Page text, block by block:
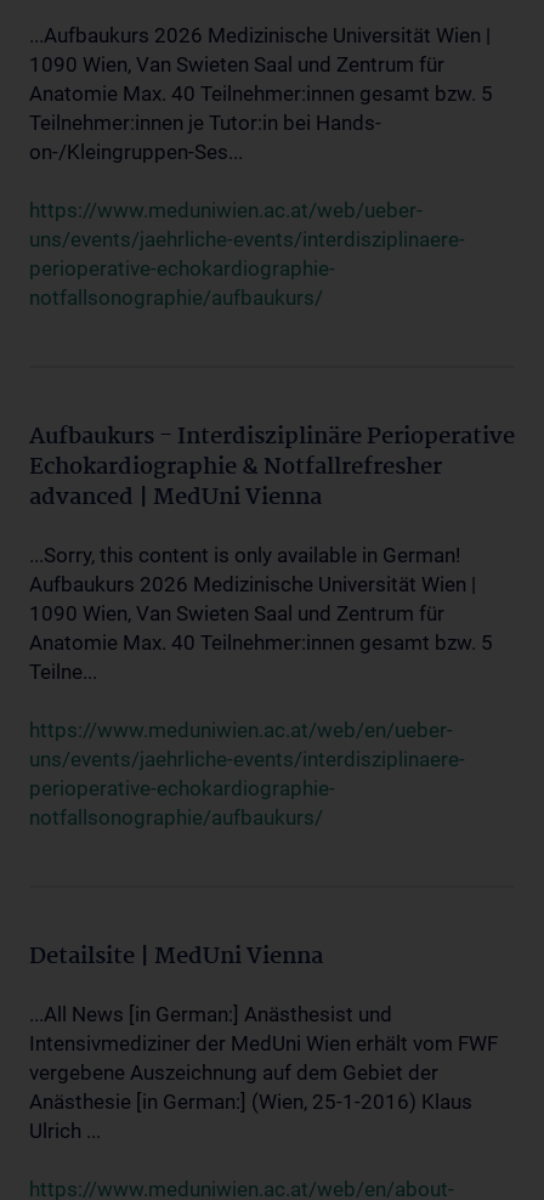
...Aufbaukurs 2026 Medizinische Universität Wien |
1090 Wien, Van Swieten Saal und Zentrum für
Anatomie Max. 40 Teilnehmer:innen gesamt bzw. 5
Teilnehmer:innen je Tutor:in bei Hands-
on-/Kleingruppen-Ses...
https://www.meduniwien.ac.at/web/ueber-
uns/events/jaehrliche-events/interdisziplinaere-
perioperative-echokardiographie-
notfallsonographie/aufbaukurs/
Aufbaukurs - Interdisziplinäre Perioperative
Echokardiographie & Notfallrefresher
advanced | MedUni Vienna
...Sorry, this content is only available in German!
Aufbaukurs 2026 Medizinische Universität Wien |
1090 Wien, Van Swieten Saal und Zentrum für
Anatomie Max. 40 Teilnehmer:innen gesamt bzw. 5
Teilne...
https://www.meduniwien.ac.at/web/en/ueber-
uns/events/jaehrliche-events/interdisziplinaere-
perioperative-echokardiographie-
notfallsonographie/aufbaukurs/
Detailsite | MedUni Vienna
...All News [in German:] Anästhesist und
Intensivmediziner der MedUni Wien erhält vom FWF
vergebene Auszeichnung auf dem Gebiet der
Anästhesie [in German:] (Wien, 25-1-2016) Klaus
Ulrich ...
https://www.meduniwien.ac.at/web/en/about-